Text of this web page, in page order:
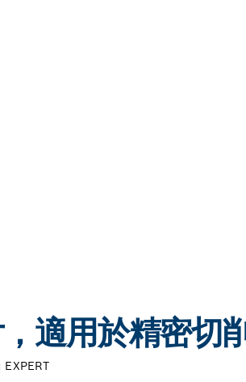
適用於精密切
EXPERT